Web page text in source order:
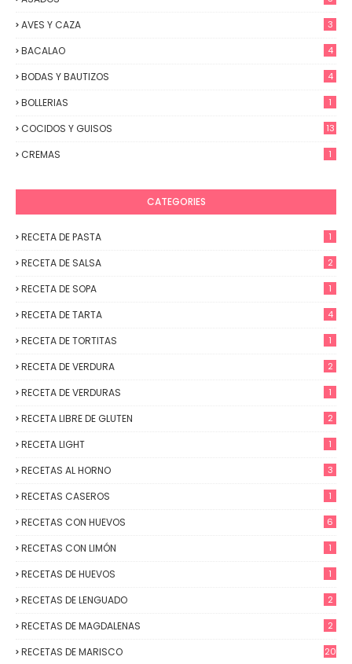
AVES Y CAZA 3
BACALAO 4
BODAS Y BAUTIZOS 4
BOLLERIAS 1
COCIDOS Y GUISOS 13
CREMAS 1
CATEGORIES
RECETA DE PASTA 1
RECETA DE SALSA 2
RECETA DE SOPA 1
RECETA DE TARTA 4
RECETA DE TORTITAS 1
RECETA DE VERDURA 2
RECETA DE VERDURAS 1
RECETA LIBRE DE GLUTEN 2
RECETA LIGHT 1
RECETAS AL HORNO 3
RECETAS CASEROS 1
RECETAS CON HUEVOS 6
RECETAS CON LIMÓN 1
RECETAS DE HUEVOS 1
RECETAS DE LENGUADO 2
RECETAS DE MAGDALENAS 2
RECETAS DE MARISCO 20